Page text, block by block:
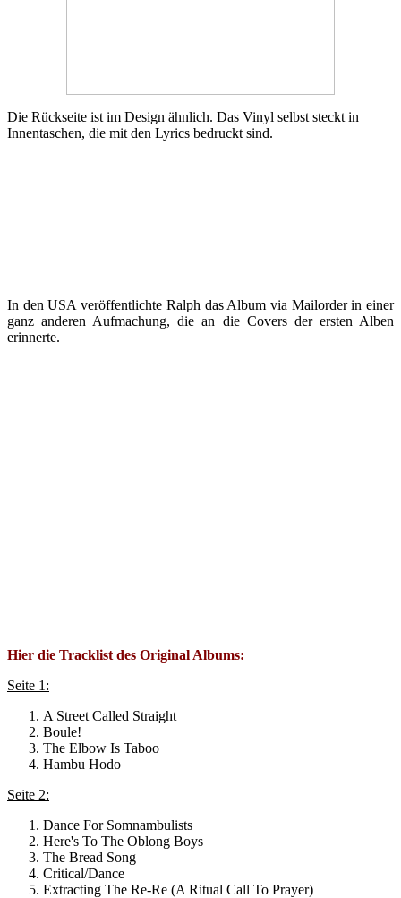
Die Rückseite ist im Design ähnlich. Das Vinyl selbst steckt in
Innentaschen, die mit den Lyrics bedruckt sind.
In den USA veröffentlichte Ralph das Album via Mailorder in einer
ganz anderen Aufmachung, die an die Covers der ersten Alben
erinnerte.
Hier die Tracklist des Original Albums:
Seite 1:
A Street Called Straight
Boule!
The Elbow Is Taboo
Hambu Hodo
Seite 2:
Dance For Somnambulists
Here's To The Oblong Boys
The Bread Song
Critical/Dance
Extracting The Re-Re (A Ritual Call To Prayer)